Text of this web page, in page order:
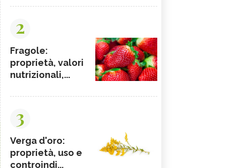
2
Fragole:
proprietà, valori
nutrizionali,...
3
Verga d'oro:
proprietà, uso e
controindi...